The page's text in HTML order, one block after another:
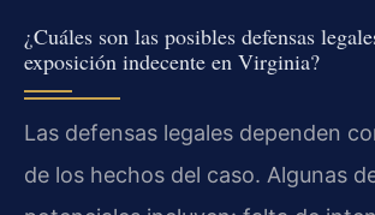
¿Cuáles son las posibles defensas
exposición indecente en Virginia?
Las defensas legales dependen
de los hechos del caso. Algunas